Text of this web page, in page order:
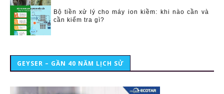
Bộ tiền xử lý cho máy ion kiềm: khi nào cần và
cần kiểm tra gì?
GEYSER – GẦN 40 NĂM LỊCH SỬ